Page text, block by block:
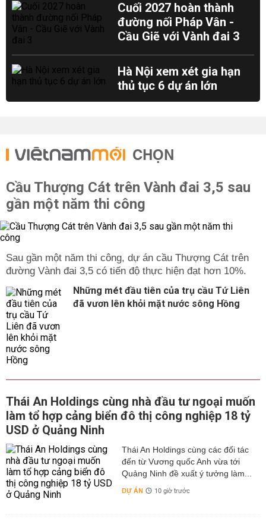
Cuối 2027 hoàn thành
đường nối Pháp Vân -
Cầu Giẽ với Vành đai 3
Hà Nội xem xét gia hạn
thủ tục 6 dự án lớn
CHỌN
Cầu Thượng Cát trên Vành đai 3,5 sau
gần một năm thi công
Sau gần một năm thi công, dự án cầu Thượng Cát trên
đường Vành đai 3,5 có tiến độ thực hiện đạt hơn 10%.
Những mét đầu tiên của trụ cầu Tứ Liên
đã vươn lên khỏi mặt nước sông Hồng
Thái An Holdings cùng nhà đầu tư ngoại muốn
làm tổ hợp cảng biển đô thị công nghiệp 18 tỷ
USD ở Quảng Ninh
Thái An Holdings cùng các đối tác
đến từ Vương quốc Anh vừa tới
Quảng Ninh đề xuất ý tưởng làm...
DỰ ÁN 10 giờ trước